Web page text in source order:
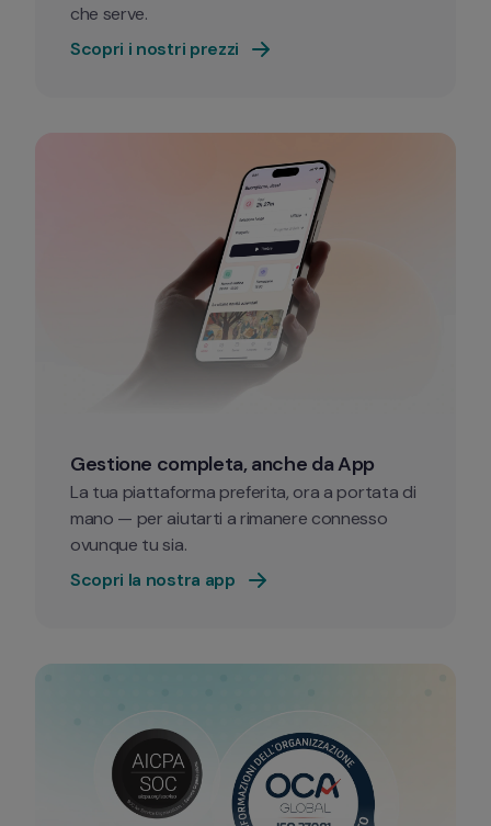
che serve.
Scopri i nostri prezzi
Gestione completa, anche da App
La tua piattaforma preferita, ora a portata di
mano — per aiutarti a rimanere connesso
ovunque tu sia.
Scopri la nostra app